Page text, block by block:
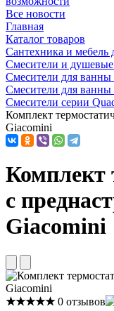
Все новости
Главная
Каталог товаров
Сантехника и мебель
Смесители и
Смесители для
Смесители для
Смесители серии
Комплект
Giacomini
Комплект
c
Giacomini
★★★★★ 0 отзывов